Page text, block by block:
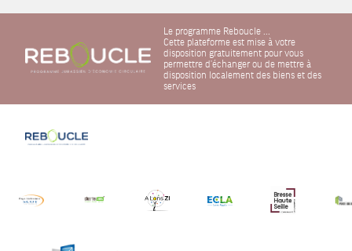
Le programme Reboucle ...
Cette plateforme est mise à votre
disposition gratuitement pour vous
permettre d'échanger ou de mettre à
disposition localement des biens et des
services